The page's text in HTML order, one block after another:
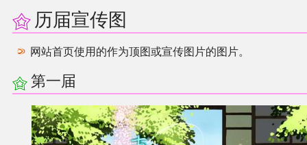
历届宣传图
网站首页使用的作为顶图或宣传图片的图片。
第一届
同人软件列表
同人角色列表
同人视频列表
其他形式同人